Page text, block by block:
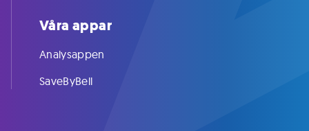
Våra appar
Analysappen
SaveByBell